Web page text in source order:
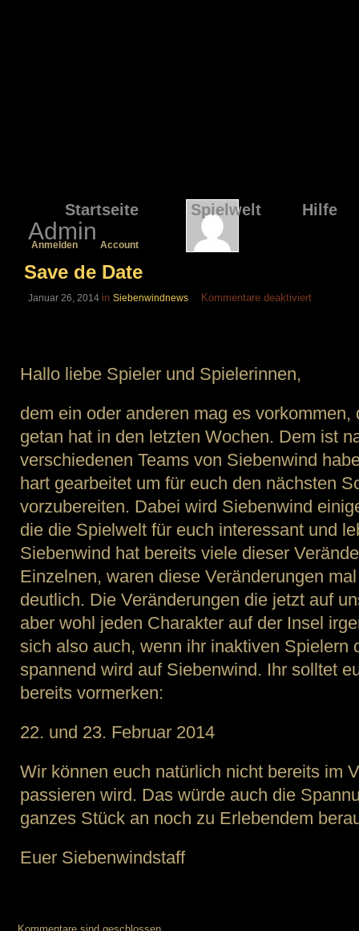
Startseite Spielwelt Hilfe
Admin
Anmelden Account
Save de Date
Januar 26, 2014 in Siebenwindnews Kommentare deaktiviertfür
Hallo liebe Spieler und Spielerinnen,
dem ein oder anderen mag es
getan hat in den letzten Wochen. Dem ist
verschiedenen Teams von Siebenwind
hart gearbeitet um für euch den nächsten
vorzubereiten. Dabei wird Siebenwind
die die Spielwelt für euch interessant und
Siebenwind hat bereits viele dieser
Einzelnen, waren diese Veränderungen
deutlich. Die Veränderungen die jetzt auf
aber wohl jeden Charakter auf der Insel
sich also auch, wenn ihr inaktiven Spielern
spannend wird auf Siebenwind. Ihr solltet
bereits vormerken:
22. und 23. Februar 2014
Wir können euch natürlich nicht bereits im
passieren wird. Das würde auch die
ganzes Stück an noch zu Erlebendem
Euer Siebenwindstaff